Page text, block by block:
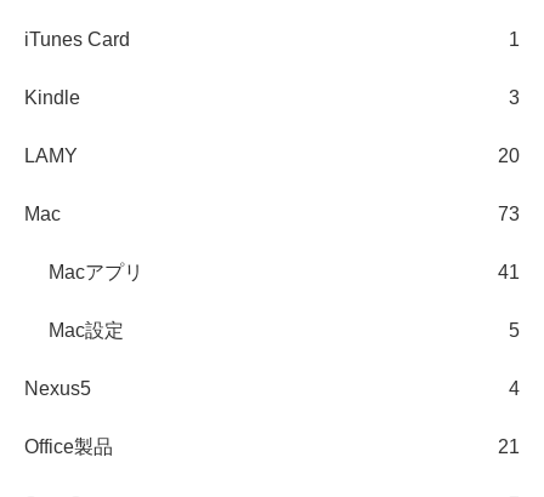
iTunes Card 1
Kindle 3
LAMY 20
Mac 73
Macアプリ 41
Mac設定 5
Nexus5 4
Office製品 21